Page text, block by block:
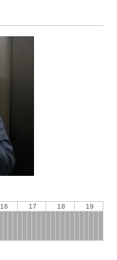
16 17 18 19